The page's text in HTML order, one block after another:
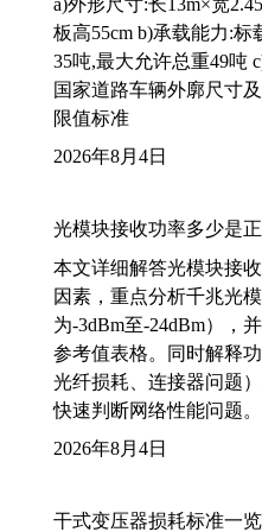
a)外形尺寸:长13m×宽
板高55cm b)承载能力:标
35吨,最大允许总重49吨
国家道路车辆外廓尺寸
限值标准
2026年8月4日
光模块接收功率多少是
本文详细解答光模块接
因素，重点分析千兆光
为-3dBm至-24dBm），
参考值表格。同时解释
光纤损耗、连接器问题
快速判断网络性能问题。
2026年8月4日
干式变压器损耗标准一